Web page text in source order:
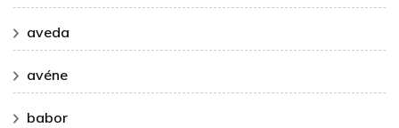
aveda
avéne
babor